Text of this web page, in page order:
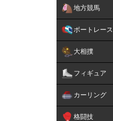
地方競馬
ボートレース
大相撲
フィギュア
カーリング
格闘技